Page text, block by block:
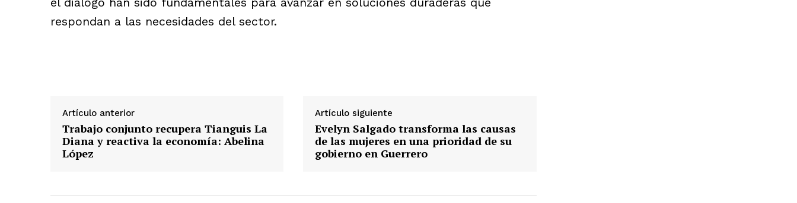
respondan a las necesidades del sector.
Artículo anterior
Trabajo conjunto recupera Tianguis La
Diana y reactiva la economía: Abelina
López
Artículo siguiente
Evelyn Salgado transforma las causas
de las mujeres en una prioridad de su
gobierno en Guerrero